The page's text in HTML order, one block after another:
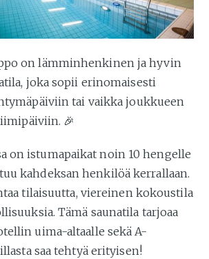
on lämminhenkinen ja hyvin
joka sopii erinomaisesti
tai vaikka joukkueen
🎉
on istumapaikat noin 10 hengelle
kahdeksan henkilöä kerrallaan.
tilaisuutta, viereinen kokoustila
Tämä saunatila tarjoaa
uima-altaalle sekä A-
saa tehtyä erityisen!